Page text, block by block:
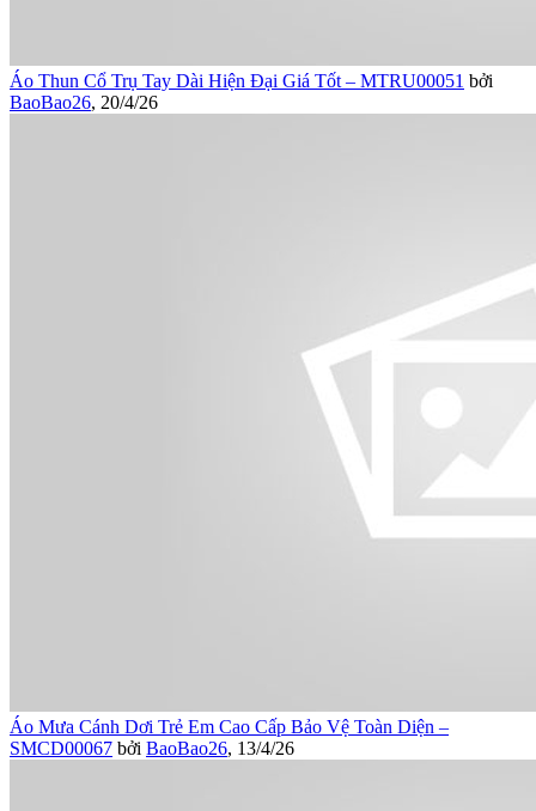
Áo Thun Cổ Trụ Tay Dài Hiện Đại Giá Tốt – MTRU00051 bởi
BaoBao26, 20/4/26
Áo Mưa Cánh Dơi Trẻ Em Cao Cấp Bảo Vệ Toàn Diện –
SMCD00067 bởi BaoBao26, 13/4/26